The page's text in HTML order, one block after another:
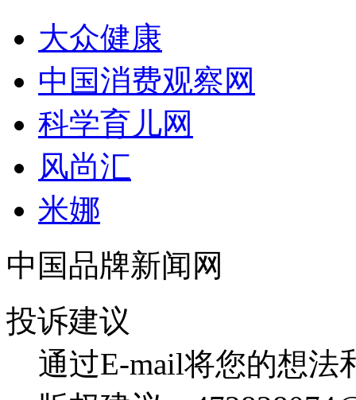
大众健康
中国消费观察网
科学育儿网
风尚汇
米娜
中国品牌新闻网
投诉建议
通过E-mail将您的想法